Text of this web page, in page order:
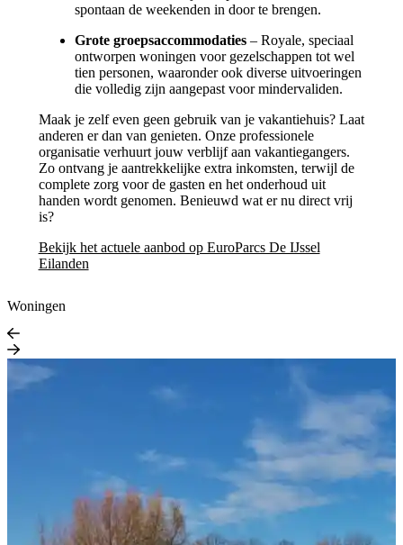
spontaan de weekenden in door te brengen.
Grote groepsaccommodaties– Royale, speciaal
ontworpen woningen voor gezelschappen tot wel
tien personen, waaronder ook diverse uitvoeringen
die volledig zijn aangepast voor mindervaliden.
Maak je zelf even geen gebruik van je vakantiehuis? Laat
anderen er dan van genieten. Onze professionele
organisatie verhuurt jouw verblijf aan vakantiegangers.
Zo ontvang je aantrekkelijke extra inkomsten, terwijl de
complete zorg voor de gasten en het onderhoud uit
handen wordt genomen. Benieuwd wat er nu direct vrij
is?
Bekijk het actuele aanbod op EuroParcs De IJssel
Eilanden
Woningen